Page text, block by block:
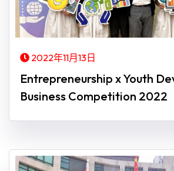
2022年11月13日
Entrepreneurship x Youth
Business Competition 2022